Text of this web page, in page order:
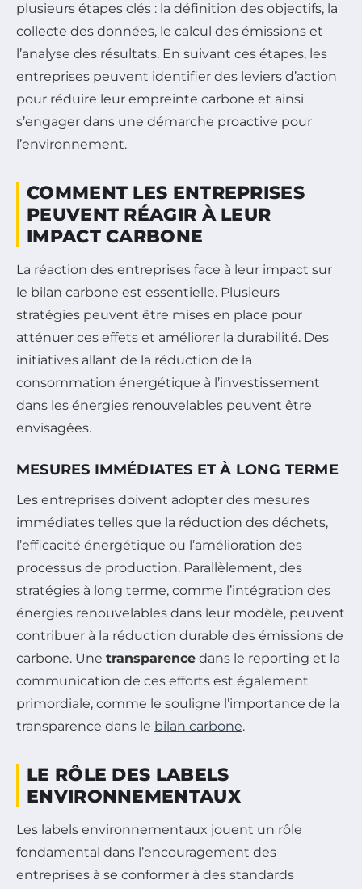
plusieurs étapes clés : la définition des objectifs, la
collecte des données, le calcul des émissions et
l’analyse des résultats. En suivant ces étapes, les
entreprises peuvent identifier des leviers d’action
pour réduire leur empreinte carbone et ainsi
s’engager dans une démarche proactive pour
l’environnement.
COMMENT LES ENTREPRISES
PEUVENT RÉAGIR À LEUR
IMPACT CARBONE
La réaction des entreprises face à leur impact sur
le bilan carbone est essentielle. Plusieurs
stratégies peuvent être mises en place pour
atténuer ces effets et améliorer la durabilité. Des
initiatives allant de la réduction de la
consommation énergétique à l’investissement
dans les énergies renouvelables peuvent être
envisagées.
MESURES IMMÉDIATES ET À LONG TERME
Les entreprises doivent adopter des mesures
immédiates telles que la réduction des déchets,
l’efficacité énergétique ou l’amélioration des
processus de production. Parallèlement, des
stratégies à long terme, comme l’intégration des
énergies renouvelables dans leur modèle, peuvent
contribuer à la réduction durable des émissions de
carbone. Une transparence dans le reporting et la
communication de ces efforts est également
primordiale, comme le souligne l’importance de la
transparence dans le bilan carbone.
LE RÔLE DES LABELS
ENVIRONNEMENTAUX
Les labels environnementaux jouent un rôle
fondamental dans l’encouragement des
entreprises à se conformer à des standards